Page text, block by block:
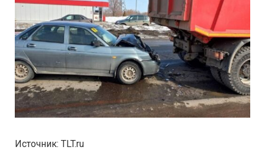
Источник: TLT.ru